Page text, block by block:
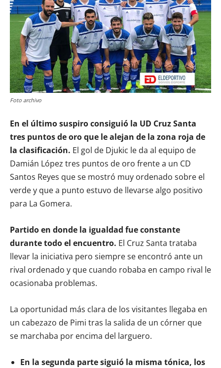
Foto archivo
En el último suspiro consiguió la UD Cruz Santa
tres puntos de oro que le alejan de la zona roja de
la clasificación. El gol de Djukic le da al equipo de
Damián López tres puntos de oro frente a un CD
Santos Reyes que se mostró muy ordenado sobre el
verde y que a punto estuvo de llevarse algo positivo
para La Gomera.
Partido en donde la igualdad fue constante
durante todo el encuentro. El Cruz Santa trataba
llevar la iniciativa pero siempre se encontró ante un
rival ordenado y que cuando robaba en campo rival le
ocasionaba problemas.
La oportunidad más clara de los visitantes llegaba en
un cabezazo de Pimi tras la salida de un córner que
se marchaba por encima del larguero.
En la segunda parte siguió la misma tónica, los